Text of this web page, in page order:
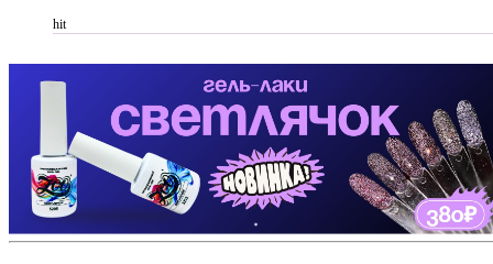
hit